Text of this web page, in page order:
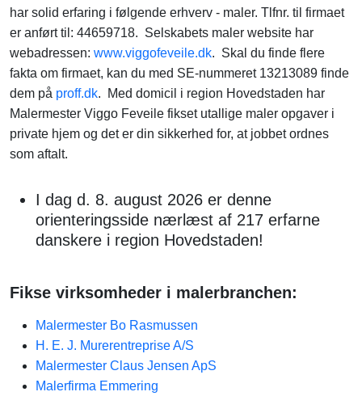
har solid erfaring i følgende erhverv - maler. Tlfnr. til firmaet
er anført til: 44659718. Selskabets maler website har
webadressen: www.viggofeveile.dk. Skal du finde flere
fakta om firmaet, kan du med SE-nummeret 13213089 finde
dem på proff.dk. Med domicil i region Hovedstaden har
Malermester Viggo Feveile fikset utallige maler opgaver i
private hjem og det er din sikkerhed for, at jobbet ordnes
som aftalt.
I dag d. 8. august 2026 er denne
orienteringsside nærlæst af 217 erfarne
danskere i region Hovedstaden!
Fikse virksomheder i malerbranchen:
Malermester Bo Rasmussen
H. E. J. Murerentreprise A/S
Malermester Claus Jensen ApS
Malerfirma Emmering